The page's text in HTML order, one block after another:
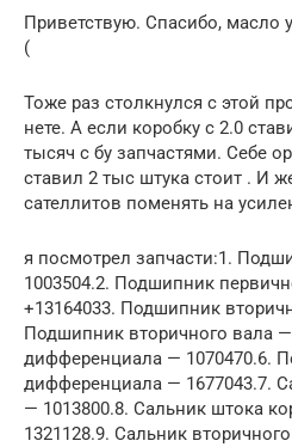
Приветствую. Спасибо, масло
(
Тоже раз столкнулся с этой
нете. А если коробку с 2.0
тысяч с бу запчастями. Себе
ставил 2 тыс штука стоит . И
сателлитов поменять на
я посмотрел запчасти:1.
1003504.2. Подшипник
+13164033. Подшипник
Подшипник вторичного вала
дифференциала — 1070470.6.
дифференциала — 1677043.7.
— 1013800.8. Сальник штока
1321128.9. Сальник